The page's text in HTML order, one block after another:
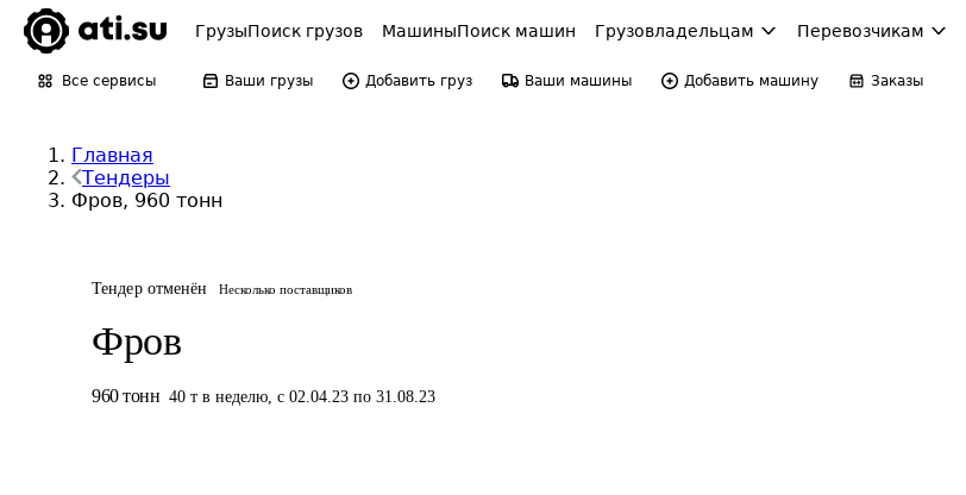
ГрузыПоиск грузов МашиныПоиск машин Грузовладельцам Перевозчикам
Все сервисы Ваши грузы Добавить груз Ваши машины Добавить машину Заказы
Главная
Тендеры
Фров, 960 тонн
Тендер отменён Несколько поставщиков
Фров
960 тонн 40 т в неделю, с 02.04.23 по 31.08.23